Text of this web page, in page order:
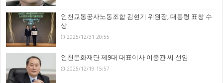
인천교통공사노동조합 김현기 위원장, 대통령 표창 수
상
2025/12/31 20:55
인천문화재단 제9대 대표이사 이종관 씨 선임
2025/12/19 15:57